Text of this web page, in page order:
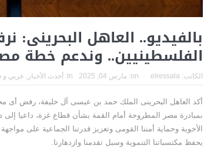
بالفيديو.. العاهل البحرينى:
الفلسطينيين.. وندعم خطة
الكاتب: elressala
on: مارس 04, 2025 In: أحدث الأخبار عربي و
أكد العاهل البحرينى الملك حمد بن عيسى آل خليفة، رفض أى
بمبادرة مصر المطروحة أمام القمة بشأن قطاع غزة، داعيا
الأخوية وحماية أمننا القومى وتعزيز قدرتنا الجماعية على
يحفظ مكتسباتنا التنموية وسبل تقدمنا وازدهارنا.